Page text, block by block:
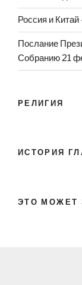
Россия и
Послание
Собранию 21
РЕЛИГИЯ
ИСТОРИЯ
ЭТО МОЖЕТ